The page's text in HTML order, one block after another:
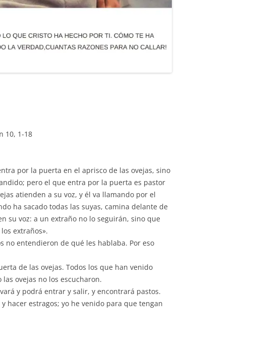
10, 1-18
por la puerta en el aprisco de las ovejas, sino
pero el que entra por la puerta es pastor
atienden a su voz, y él va llamando por el
ha sacado todas las suyas, camina delante de
su voz: a un extraño no lo seguirán, sino que
extraños».
no entendieron de qué les hablaba. Por eso
de las ovejas. Todos los que han venido
ovejas no los escucharon.
y podrá entrar y salir, y encontrará pastos.
hacer estragos; yo he venido para que tengan